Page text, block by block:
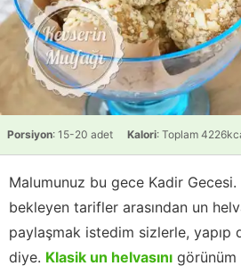
Porsiyon: 15-20 adet Kalori: Toplam
Malumunuz bu gece Kadir Gecesi.
bekleyen tarifler arasından un
paylaşmak istedim sizlerle, yapıp
diye. Klasik un helvasını